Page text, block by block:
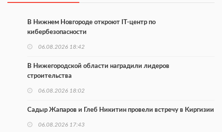
В Нижнем Новгороде откроют IT-центр по
кибербезопасности
06.08.2026 18:42
В Нижегородской области наградили лидеров
строительства
06.08.2026 18:02
Садыр Жапаров и Глеб Никитин провели встречу в Киргизии
06.08.2026 17:43